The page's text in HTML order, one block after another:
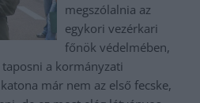
megszólalnia az
egykori vezérkari
főnök védelmében,
a kormányzati
már nem az első fecske,